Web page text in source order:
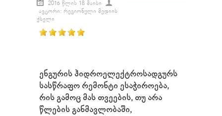
2016 ᲬᲚᲘᲡ 18 ᲛᲐᲘᲡᲘ
ᲐᲕᲢᲝᲠᲘ: ᲠᲔᲒᲘᲝᲜᲣᲚᲘ ᲛᲔᲓᲘᲘᲡ
ᲥᲡᲔᲚᲘ
ენგურის ჰიდროელექტროსადგურს
სასწრაფო რემონტი ესაჭიროება,
რის გამოც მას თვეების, თუ არა
წლების განმავლობაში,